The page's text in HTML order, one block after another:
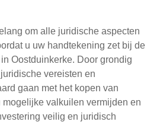
om alle juridische aspecten
u uw handtekening zet bij de
Oostduinkerke. Door grondig
vereisten en
gaan met het kopen van
mogelijke valkuilen vermijden en
veilig en juridisch